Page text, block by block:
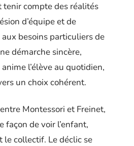
compte des réalités
d’équipe et de
besoins particuliers de
démarche sincère,
l’élève au quotidien,
un choix cohérent.
Montessori et Freinet,
façon de voir l’enfant,
le collectif. Le déclic se